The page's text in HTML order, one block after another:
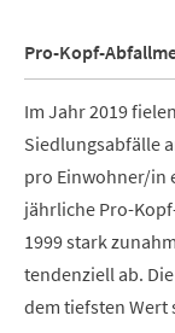
Pro-Kopf-
Im Jahr 2019
Siedlungsabfälle
pro Einwohner/in
jährliche Pro-
1999 stark
tendenziell ab.
dem tiefsten Wert